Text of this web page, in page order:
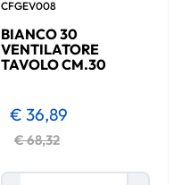
CFGEV008
BIANCO 30
VENTILATORE
TAVOLO CM.30
€ 68,32
€ 36,89